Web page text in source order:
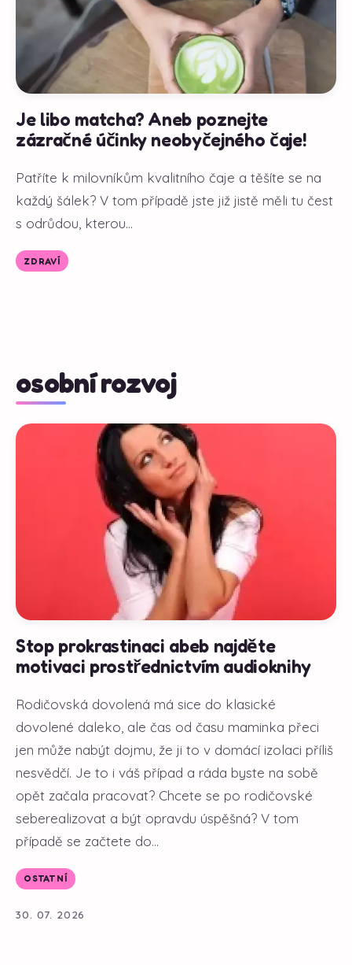
Je libo matcha? Aneb poznejte
zázračné účinky neobyčejného čaje!
Patříte k milovníkům kvalitního čaje a těšíte se na
každý šálek? V tom případě jste již jistě měli tu čest
s odrůdou, kterou...
ZDRAVÍ
osobní rozvoj
Stop prokrastinaci abeb najděte
motivaci prostřednictvím audioknihy
Rodičovská dovolená má sice do klasické
dovolené daleko, ale čas od času maminka přeci
jen může nabýt dojmu, že ji to v domácí izolaci příliš
nesvědčí. Je to i váš případ a ráda byste na sobě
opět začala pracovat? Chcete se po rodičovské
seberealizovat a být opravdu úspěšná? V tom
případě se začtete do...
OSTATNÍ
30. 07. 2026